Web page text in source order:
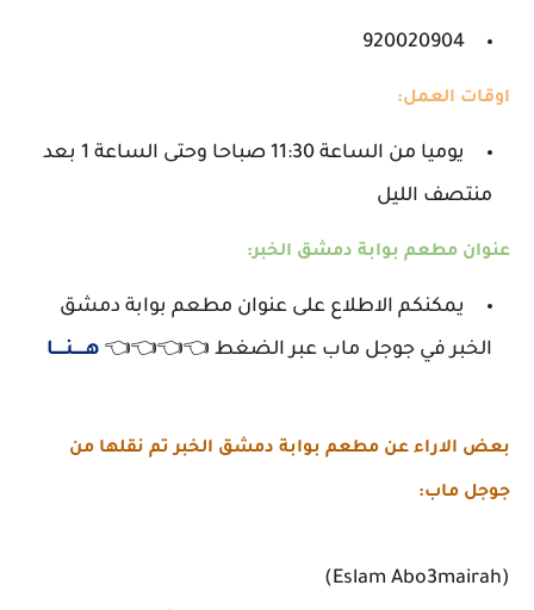
920020904
اوقات العمل:
يوميا من الساعة 11:30 صباحا وحتى الساعة 1 بعد
منتصف الليل
عنوان مطعم بوابة دمشق الخبر:
يمكنكم الاطلاع على عنوان مطعم بوابة دمشق
الخبر في جوجل ماب عبر الضغط 👈👈👈👈 هـــــنـــــا
بعض الاراء عن مطعم بوابة دمشق الخبر تم نقلها من
جوجل ماب:
(Eslam Abo3mairah)